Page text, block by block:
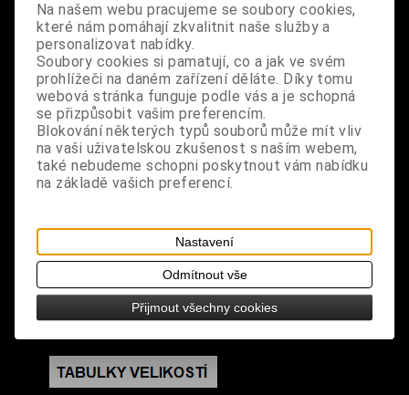
Dodání dny:skladem
ks
Koupit
Tabulky velikostí: zde
Výrobce:import DE
Katalogové číslo:DOMBNASBPUS6859
Záruka (měsíců):24
Dotaz na výrobek
design: vyšívaná nášivka, nažehlovací
rozměry: výška 7,7 cm, šířka 8 cm
Na našem webu pracujeme se soubory cookies,
které nám pomáhají zkvalitnit naše služby a
personalizovat nabídky.
Soubory cookies si pamatují, co a jak ve svém
prohlížeči na daném zařízení děláte. Díky tomu
webová stránka funguje podle vás a je schopná
se přizpůsobit vašim preferencím.
Blokování některých typů souborů může mít vliv
na vaši uživatelskou zkušenost s naším webem,
také nebudeme schopni poskytnout vám nabídku
na základě vašich preferencí.
Nastavení
Odmítnout vše
Přijmout všechny cookies